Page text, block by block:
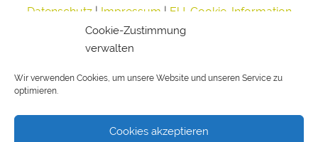
Cookie-Zustimmung
verwalten
Wir verwenden Cookies, um unsere Website und unseren Service zu
optimieren.
Cookies akzeptieren
Datenschutz| Impressum | EU-Cookie-Information